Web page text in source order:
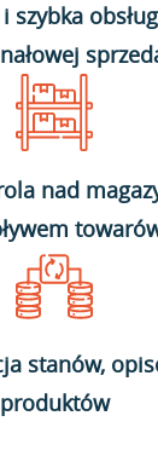
szybka
nad
stanów,
produktów